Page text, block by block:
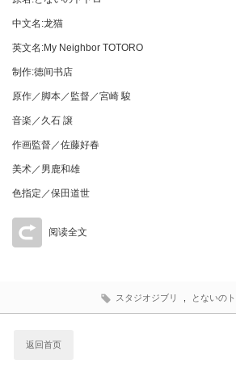
中文名:龙猫
英文名:My Neighbor TOTORO
制作:德间书店
原作／脚本／監督／宮崎 駿
音楽／久石 譲
作画監督／佐藤好春
美术／男鹿和雄
色指定／保田道世
阅读全文
スタジオジブリ とないの
返回首页